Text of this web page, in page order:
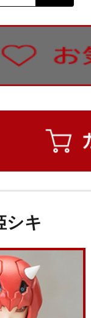
シキ